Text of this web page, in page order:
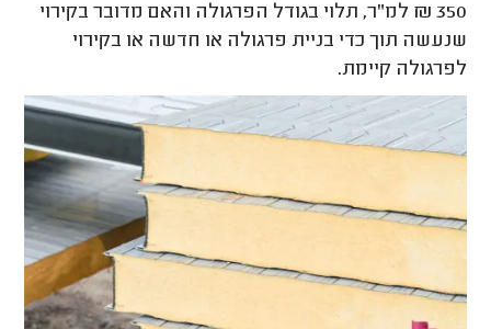
350 ₪ למ"ר, תלוי בגודל הפרגולה והאם מדובר בקירוי
שנעשה תוך כדי בניית פרגולה או חדשה או בקירוי
לפרגולה קיימת.